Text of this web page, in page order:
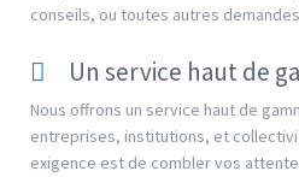
conseils, ou toutes autres
Un service haut de
Nous offrons un service haut de
entreprises, institutions, et
exigence est de combler vos